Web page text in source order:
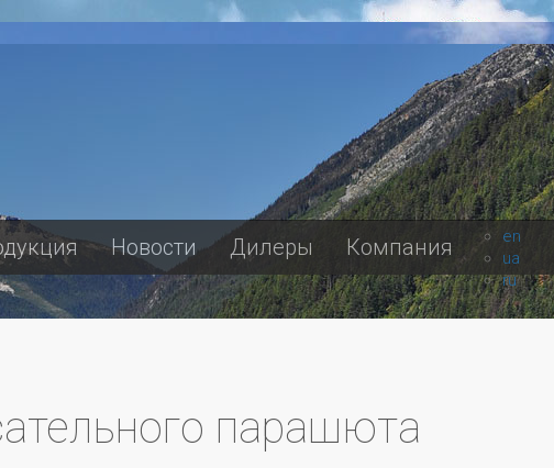
Новости Дилеры Компания
en
ua
ru
парашюта